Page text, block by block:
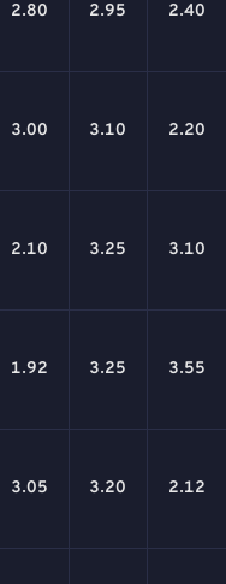
2.80 2.95 2.40
3.00 3.10 2.20
2.10 3.25 3.10
1.92 3.25 3.55
3.05 3.20 2.12